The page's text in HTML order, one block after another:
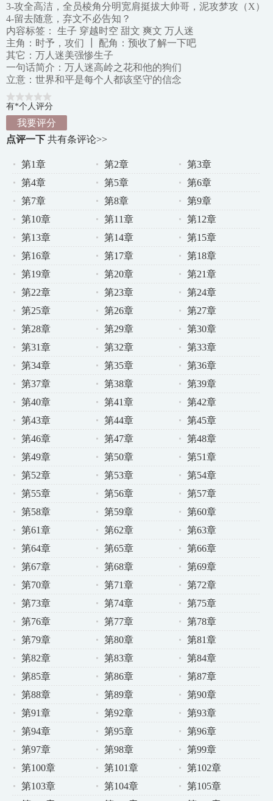
3-攻全高洁，全员棱角分明宽肩挺拔大帅哥，泥攻梦攻（X）
4-留去随意，弃文不必告知？
内容标签： 生子 穿越时空 甜文 爽文 万人迷
主角：时予，攻们 ┃ 配角：预收了解一下吧
其它：万人迷美强惨生子
一句话简介：万人迷高岭之花和他的狗们
立意：世界和平是每个人都该坚守的信念
有*个人评分
我要评分
点评一下 共有条评论>>
第1章 第2章
第3章
第4章
第5章
第6章
第7章
第8章
第9章
第10章
第11章
第12章
第13章
第14章
第15章
第16章
第17章
第18章
第19章
第20章
第21章
第22章
第23章
第24章
第25章
第26章
第27章
第28章
第29章
第30章
第31章
第32章
第33章
第34章
第35章
第36章
第37章
第38章
第39章
第40章
第41章
第42章
第43章
第44章
第45章
第46章
第47章
第48章
第49章
第50章
第51章
第52章
第53章
第54章
第55章
第56章
第57章
第58章
第59章
第60章
第61章
第62章
第63章
第64章
第65章
第66章
第67章
第68章
第69章
第70章
第71章
第72章
第73章
第74章
第75章
第76章
第77章
第78章
第79章
第80章
第81章
第82章
第83章
第84章
第85章
第86章
第87章
第88章
第89章
第90章
第91章
第92章
第93章
第94章
第95章
第96章
第97章
第98章
第99章
第100章
第101章
第102章
第103章
第104章
第105章